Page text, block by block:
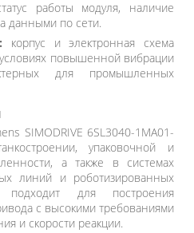
работы модуля, наличие
данными по сети.
корпус и электронная схема
повышенной вибрации
для промышленных
SIMODRIVE 6SL3040-1MA01-
упаковочной и
а также в системах
линий и роботизированных
подходит для построения
с высокими требованиями
и скорости реакции.